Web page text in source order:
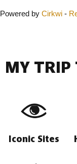
Powered by Cirkwi -
MY TRIP
Iconic Sites